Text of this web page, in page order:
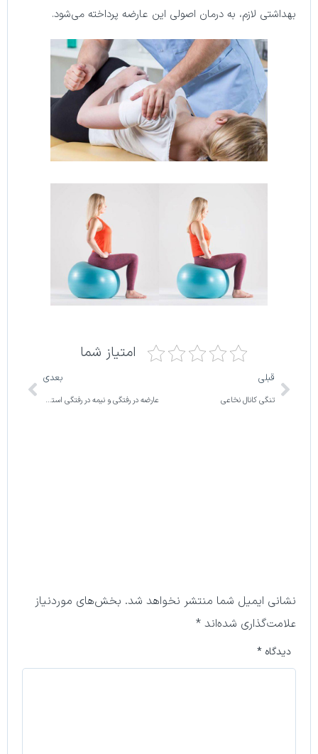
بهداشتی لازم، به درمان اصولی این عارضه پرداخته می‌شود.
امتیاز شما
قبلی
تنگی کانال نخاعی
بعدی
عارضه در رفتگی و نیمه در رفتگی استخوان دنبالچه
نشانی ایمیل شما منتشر نخواهد شد. بخش‌های موردنیاز
علامت‌گذاری شده‌اند *
دیدگاه *